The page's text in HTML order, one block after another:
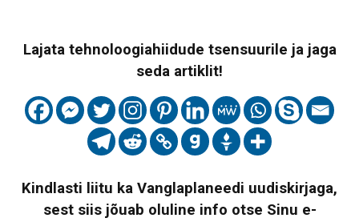
Lajata tehnoloogiahiidude tsensuurile ja jaga
seda artiklit!
Kindlasti liitu ka Vanglaplaneedi uudiskirjaga,
sest siis jõuab oluline info otse Sinu e-